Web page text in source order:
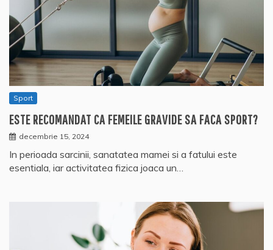
Sport
ESTE RECOMANDAT CA FEMEILE GRAVIDE SA FACA SPORT?
decembrie 15, 2024
In perioada sarcinii, sanatatea mamei si a fatului este
esentiala, iar activitatea fizica joaca un…